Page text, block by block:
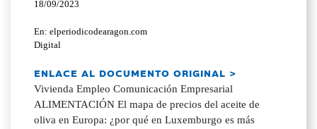
18/09/2023
En: elperiodicodearagon.com
Digital
ENLACE AL DOCUMENTO ORIGINAL >
Vivienda Empleo Comunicación Empresarial
ALIMENTACIÓN El mapa de precios del aceite de
oliva en Europa: ¿por qué en Luxemburgo es más